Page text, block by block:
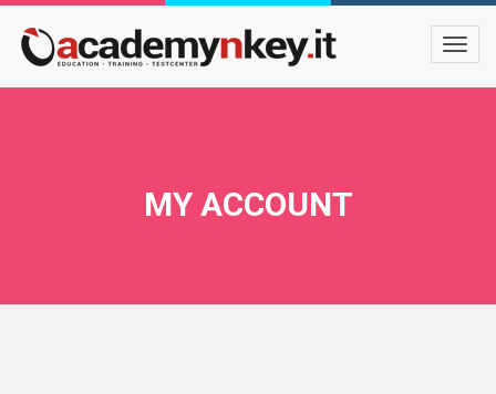
MY ACCOUNT